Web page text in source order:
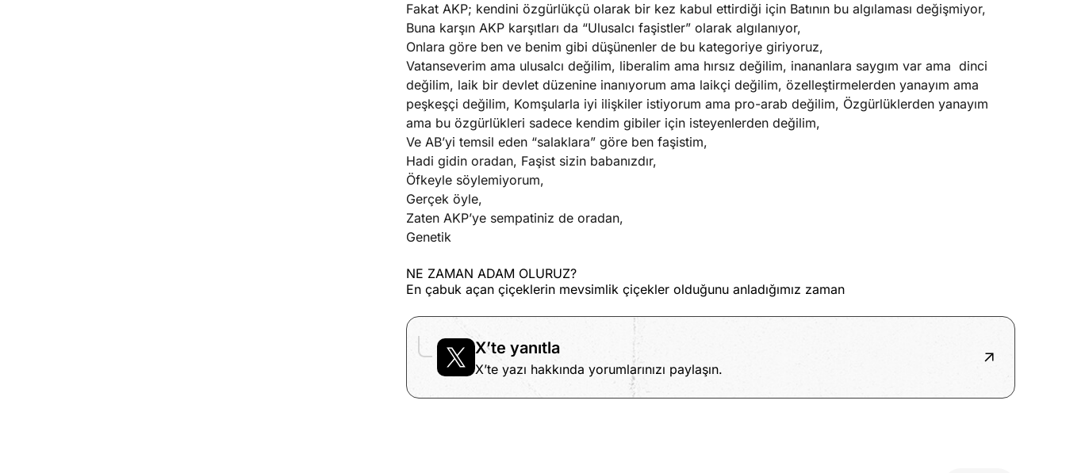
Fakat AKP; kendini özgürlükçü olarak bir kez kabul ettirdiği için Batının bu algılaması değişmiyor,
Buna karşın AKP karşıtları da “Ulusalcı faşistler” olarak algılanıyor,
Onlara göre ben ve benim gibi düşünenler de bu kategoriye giriyoruz,
Vatanseverim ama ulusalcı değilim, liberalim ama hırsız değilim, inananlara saygım var ama dinci
değilim, laik bir devlet düzenine inanıyorum ama laikçi değilim, özelleştirmelerden yanayım ama
peşkeşçi değilim, Komşularla iyi ilişkiler istiyorum ama pro-arab değilim, Özgürlüklerden yanayım
ama bu özgürlükleri sadece kendim gibiler için isteyenlerden değilim,
Ve AB’yi temsil eden “salaklara” göre ben faşistim,
Hadi gidin oradan, Faşist sizin babanızdır,
Öfkeyle söylemiyorum,
Gerçek öyle,
Zaten AKP’ye sempatiniz de oradan,
Genetik
NE ZAMAN ADAM OLURUZ?
En çabuk açan çiçeklerin mevsimlik çiçekler olduğunu anladığımız zaman
X’te yanıtla
X’te yazı hakkında yorumlarınızı paylaşın.